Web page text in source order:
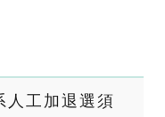
人工加退選須